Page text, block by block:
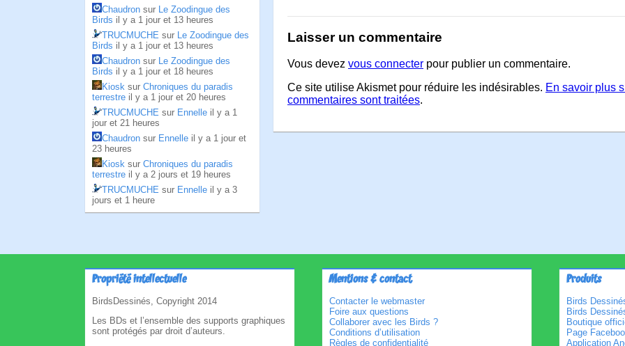
Chaudron sur Le Zoodingue des
Birds il y a 1 jour et 13 heures
TRUCMUCHE sur Le Zoodingue des
Birds il y a 1 jour et 13 heures
Chaudron sur Le Zoodingue des
Birds il y a 1 jour et 18 heures
Kiosk sur Chroniques du paradis
terrestre il y a 1 jour et 20 heures
TRUCMUCHE sur Ennelle il y a 1
jour et 21 heures
Chaudron sur Ennelle il y a 1 jour et
23 heures
Kiosk sur Chroniques du paradis
terrestre il y a 2 jours et 19 heures
TRUCMUCHE sur Ennelle il y a 3
jours et 1 heure
Laisser un commentaire
Vous devez vous connecter pour publier un commentaire.
Ce site utilise Akismet pour réduire les indésirables. En savoir plus
commentaires sont traitées.
Propriété intellectuelle
BirdsDessinés, Copyright 2014
Les BDs et l’ensemble des supports graphiques
sont protégés par droit d’auteurs.
Mentions & contact
Contacter le webmaster
Foire aux questions
Collaborer avec les Birds ?
Conditions d’utilisation
Règles de confidentialité
Produits
Birds
Birds
Boutique
Page
Application